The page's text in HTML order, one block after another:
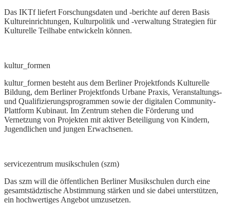
Das IKTf liefert Forschungsdaten und ‑berichte auf deren Basis
Kultureinrichtungen, Kulturpolitik und ‑verwaltung Strategien für
Kulturelle Teilhabe entwickeln können.
kultur_formen
kultur_formen besteht aus dem Berliner Projektfonds Kulturelle
Bildung, dem Berliner Projektfonds Urbane Praxis, Veranstaltungs-
und Qualifizierungsprogrammen sowie der digitalen Community-
Plattform Kubinaut. Im Zentrum stehen die Förderung und
Vernetzung von Projekten mit aktiver Beteiligung von Kindern,
Jugendlichen und jungen Erwachsenen.
servicezentrum musikschulen (szm)
Das szm will die öffentlichen Berliner Musikschulen durch eine
gesamtstädztische Abstimmung stärken und sie dabei unterstützen,
ein hochwertiges Angebot umzusetzen.